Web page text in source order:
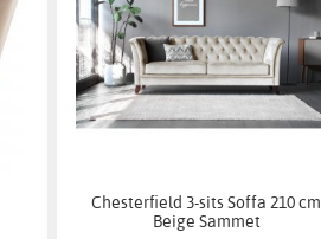
Chesterfield 3-sits Soffa 210 cm
Beige Sammet